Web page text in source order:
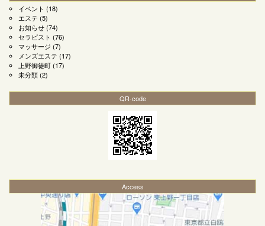
イベント (18)
エステ (5)
お知らせ(74)
セラピスト (76)
マッサージ (7)
メンズエステ (17)
上野御徒町(17)
未分類(2)
QR-code
Access